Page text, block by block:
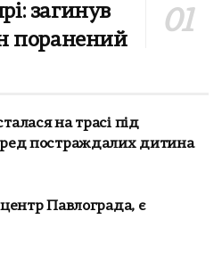
загинув
поранений
на трасі під
постраждалих дитина
Павлограда, є